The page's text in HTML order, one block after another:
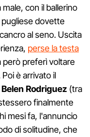
con il ballerino
dovette
al seno. Uscita
perse la testa
però preferì voltare
è arrivato il
Belen Rodriguez (tra
finalmente
mesi fa, l'annuncio
di solitudine, che